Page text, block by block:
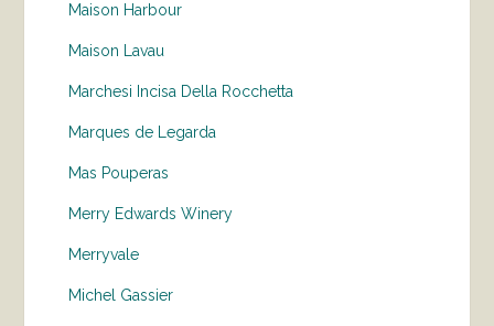
Maison Harbour
Maison Lavau
Marchesi Incisa Della Rocchetta
Marques de Legarda
Mas Pouperas
Merry Edwards Winery
Merryvale
Michel Gassier